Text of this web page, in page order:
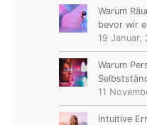
Warum
bevor wir
19 Januar,
Warum
11
Intuitive